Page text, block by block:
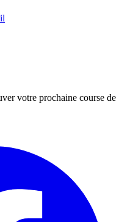
votre prochaine course de